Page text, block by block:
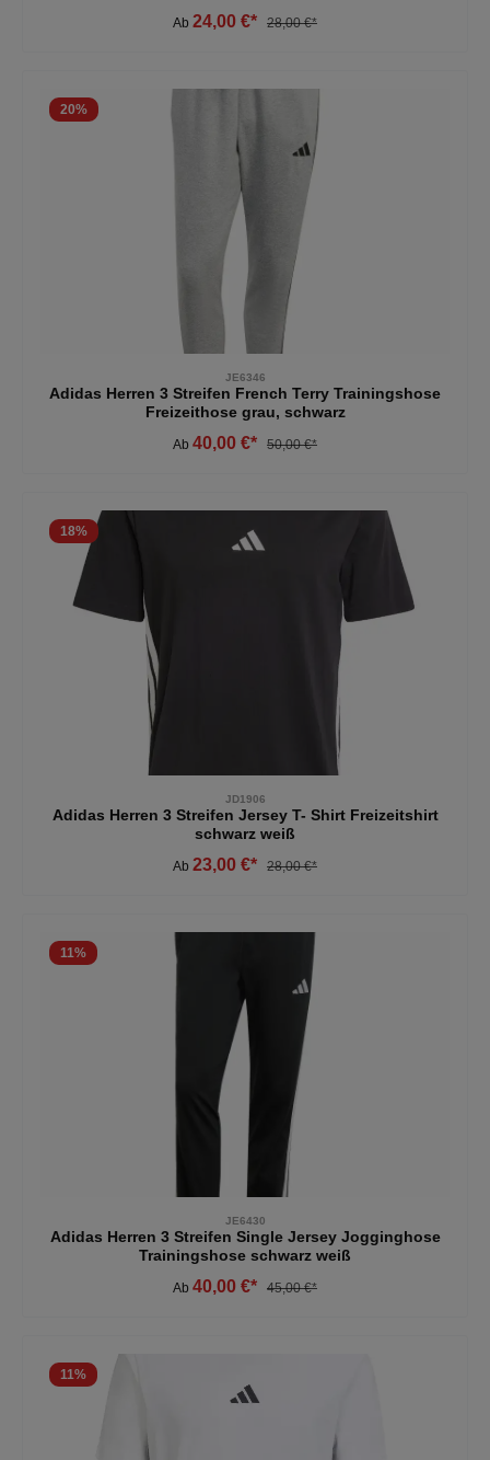
Ab 24,00 €* 28,00 €*
20%
JE6346
Adidas Herren 3 Streifen French Terry Trainingshose
Freizeithose grau, schwarz
Ab 40,00 €* 50,00 €*
18%
JD1906
Adidas Herren 3 Streifen Jersey T- Shirt Freizeitshirt
schwarz weiß
Ab 23,00 €* 28,00 €*
11%
JE6430
Adidas Herren 3 Streifen Single Jersey Jogginghose
Trainingshose schwarz weiß
Ab 40,00 €* 45,00 €*
11%